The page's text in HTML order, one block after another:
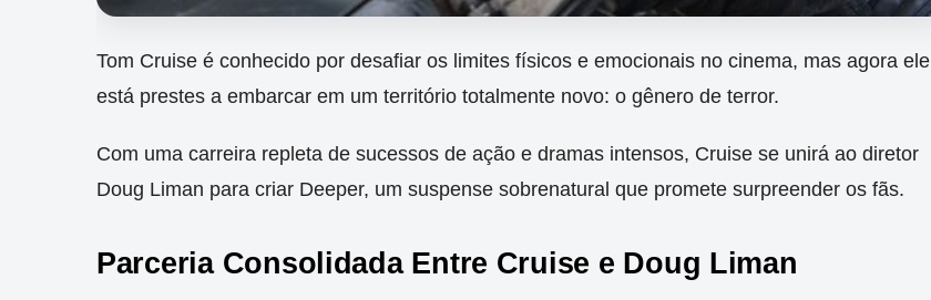
Tom Cruise é conhecido por desafiar os limites físicos e emocionais no cinema, mas agora ele
está prestes a embarcar em um território totalmente novo: o gênero de terror.
Com uma carreira repleta de sucessos de ação e dramas intensos, Cruise se unirá ao diretor
Doug Liman para criar Deeper, um suspense sobrenatural que promete surpreender os fãs.
Parceria Consolidada Entre Cruise e Doug Liman